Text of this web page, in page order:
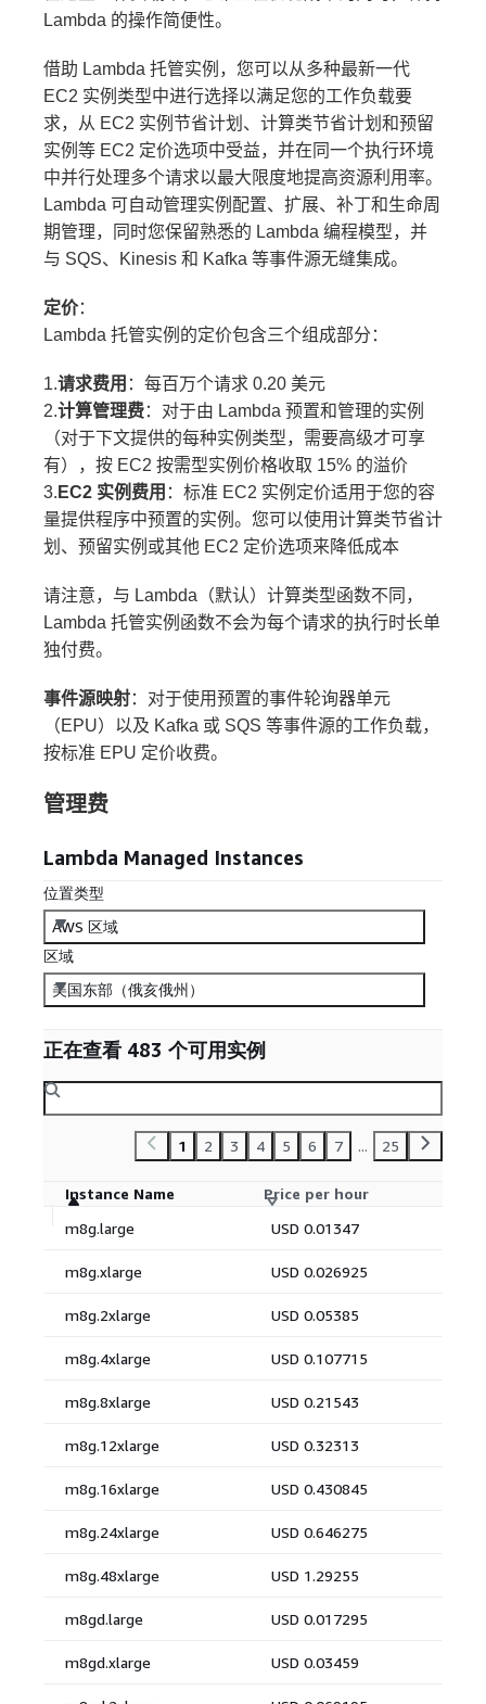
Lambda 的操作简便性。
借助 Lambda 托管实例，您可以从多种最新一代
EC2 实例类型中进行选择以满足您的工作负载要
求，从 EC2 实例节省计划、计算类节省计划和预留
实例等 EC2 定价选项中受益，并在同一个执行环境
中并行处理多个请求以最大限度地提高资源利用率。
Lambda 可自动管理实例配置、扩展、补丁和生命周
期管理，同时您保留熟悉的 Lambda 编程模型，并
与 SQS、Kinesis 和 Kafka 等事件源无缝集成。
定价：
Lambda 托管实例的定价包含三个组成部分：
1.请求费用 ：每百万个请求 0.20 美元
2.计算管理费：对于由 Lambda 预置和管理的实例
（对于下文提供的每种实例类型，需要高级才可享
有），按 EC2 按需型实例价格收取 15% 的溢价
3. EC2 实例费用 ：标准 EC2 实例定价适用于您的容
量提供程序中预置的实例。您可以使用计算类节省计
划、预留实例或其他 EC2 定价选项来降低成本
请注意，与 Lambda（默认）计算类型函数不同，
Lambda 托管实例函数不会为每个请求的执行时长单
独付费。
事件源映射：对于使用预置的事件轮询器单元
（EPU）以及 Kafka 或 SQS 等事件源的工作负载，
按标准 EPU 定价收费。
管理费